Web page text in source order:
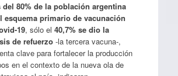
del 80% de la población argentina
esquema primario de vacunación
19, sólo el 40,7% se dio la
de refuerzo-la tercera vacuna-,
clave para fortalecer la producción
en el contexto de la nueva ola de